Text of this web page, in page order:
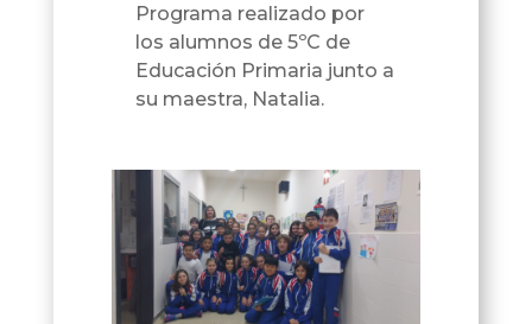
Programa realizado por
los alumnos de 5ºC de
Educación Primaria junto a
su maestra, Natalia.